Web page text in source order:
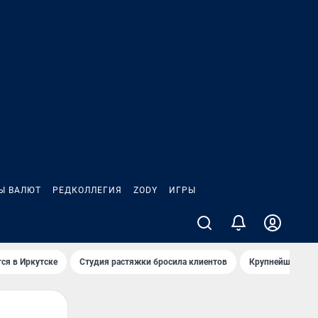
ВАЛЮТ РЕДКОЛЛЕГИЯ ZODY ИГРЫ
в Иркутске Студия растяжки бросила клиентов Крупнейшие